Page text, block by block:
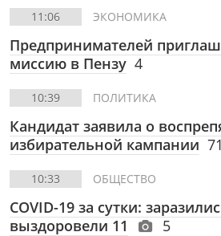
11:06 ЭКОНОМИКА
Предпринимателей
миссию в Пензу 4
10:39 ПОЛИТИКА
Кандидат заявила о
избирательной кампании 71
10:33 ОБЩЕСТВО
COVID-19 за сутки:
выздоровели 11
5